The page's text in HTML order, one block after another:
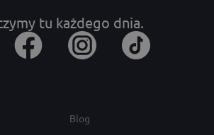
tu każdego dnia.
Blog